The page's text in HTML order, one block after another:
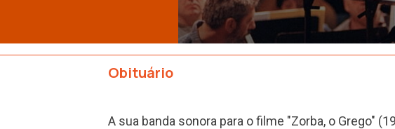
Obituário
A sua banda sonora para o filme "Zorba, o Grego"